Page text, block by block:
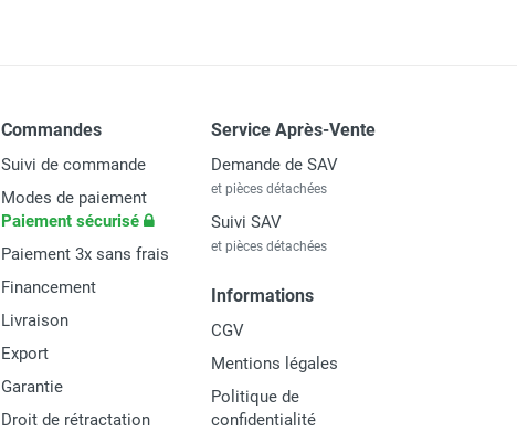
Commandes
Suivi de commande
Modes de paiement
Paiement sécurisé
Paiement 3x sans frais
Financement
Livraison
Export
Garantie
Droit de rétractation
Service Après-Vente
Demande de SAV
et pièces détachées
Suivi SAV
et pièces détachées
Informations
CGV
Mentions légales
Politique de
confidentialité